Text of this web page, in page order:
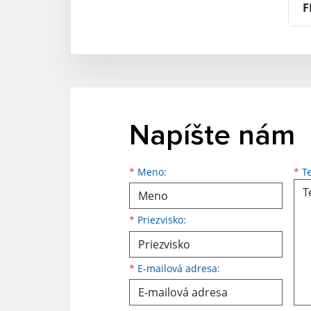
Napíšte nám
* Meno:
Meno
* Priezvisko:
Priezvisko
* E-mailová adresa:
E-mailová adresa *